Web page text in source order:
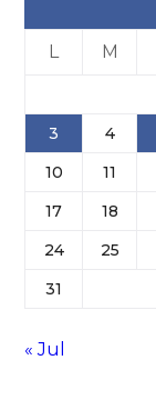
L M
3
4
10
11
17
18
24
25
31
« Jul